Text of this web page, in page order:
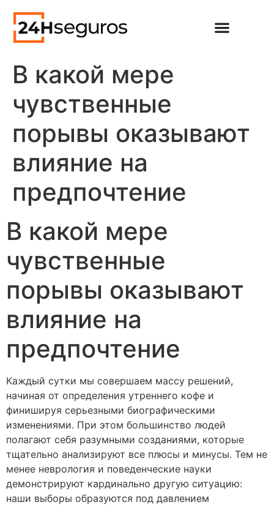
В какой мере
чувственные
порывы оказывают
влияние на
предпочтение
В какой мере
чувственные
порывы оказывают
влияние на
предпочтение
Каждый сутки мы совершаем массу решений,
начиная от определения утреннего кофе и
финишируя серьезными биографическими
изменениями. При этом большинство людей
полагают себя разумными созданиями, которые
тщательно анализируют все плюсы и минусы. Тем не
менее неврология и поведенческие науки
демонстрируют кардинально другую ситуацию:
наши выборы образуются под давлением